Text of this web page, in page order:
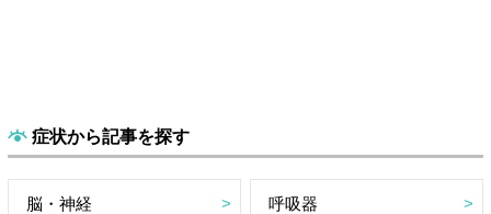
症状から記事を探す
脳・神経 呼吸器